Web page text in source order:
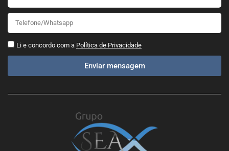
Li e concordo com a Política de Privacidade
Enviar mensagem